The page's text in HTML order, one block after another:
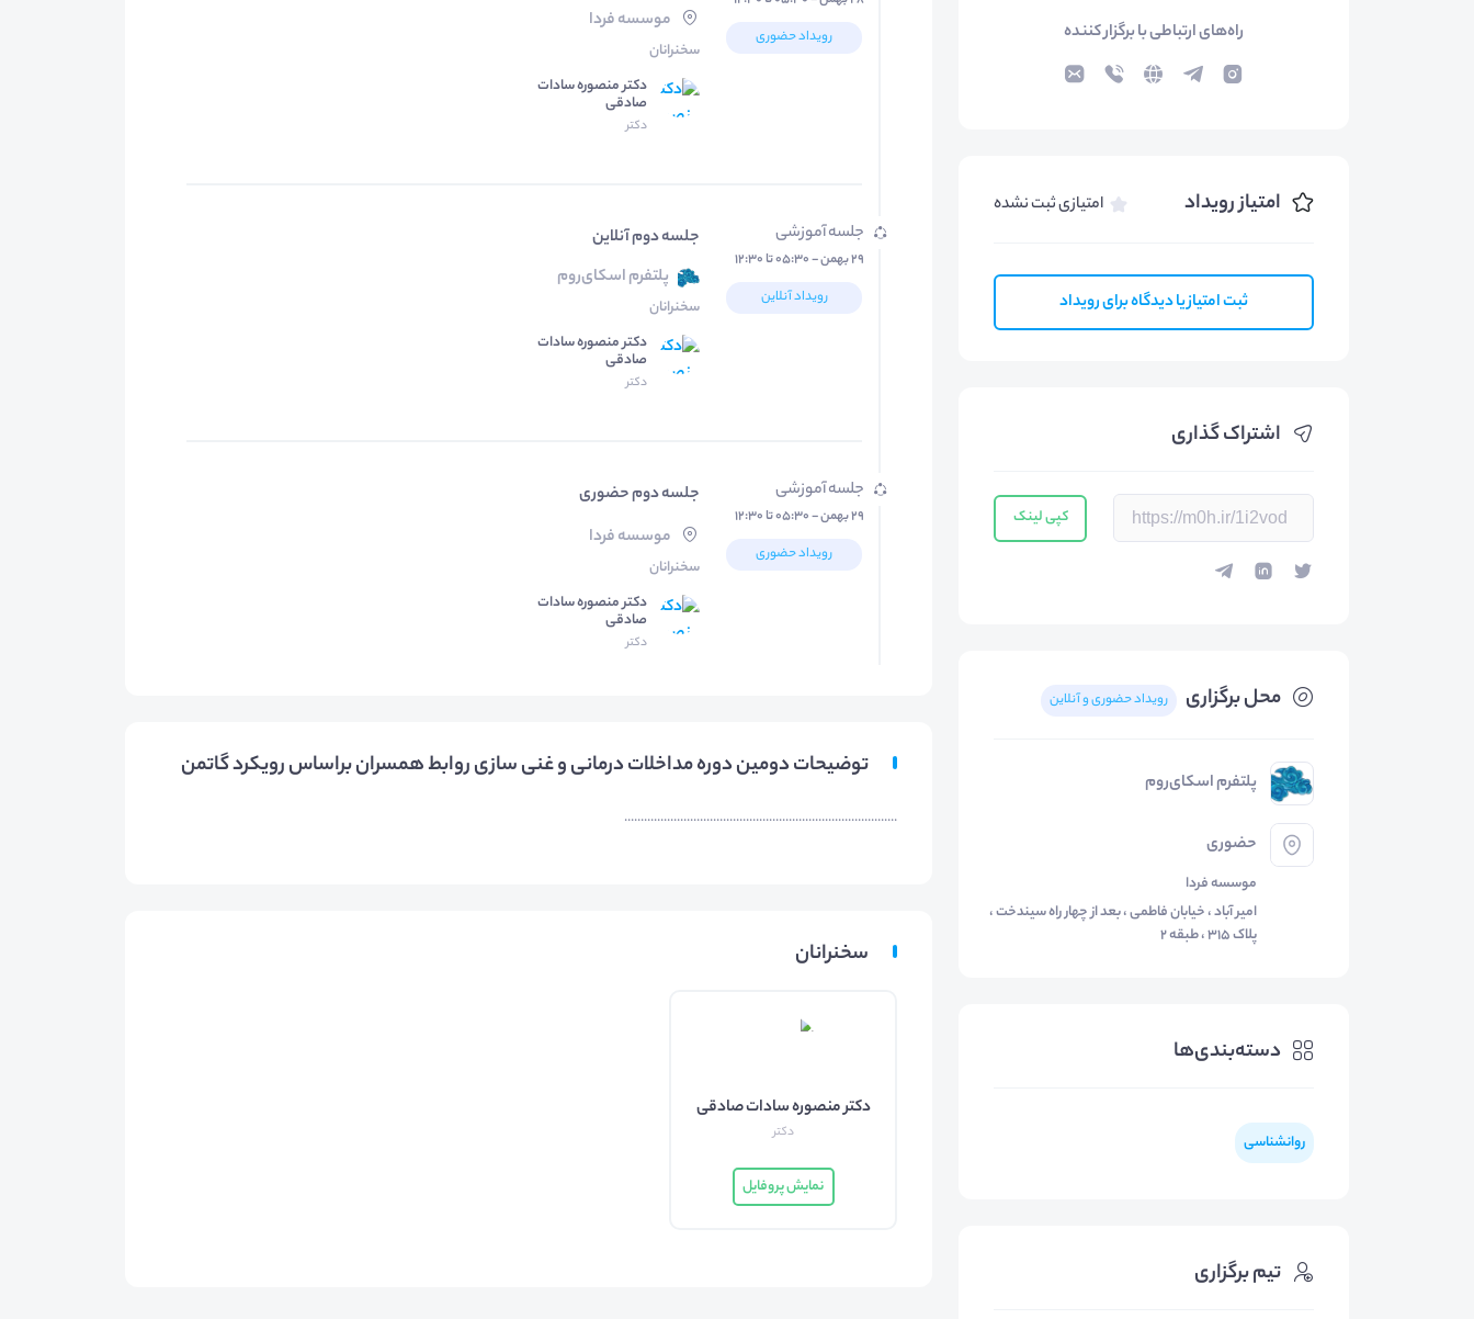
راه‌های ارتباطی با برگزار کننده
امتیاز رویداد امتیازی ثبت نشده
ثبت امتیاز یا دیدگاه برای رویداد
اشتراک گذاری
کپی لینک
محل برگزاری رویداد حضوری و آنلاین
پلتفرم اسکای‌روم
حضوری
موسسه فردا
امیر آباد ، خیابان فاطمی ، بعد از چهار راه سیندخت ،
پلاک 315 ، طبقه 2
دسته‌بندی‌ها
روانشناسی
تیم برگزاری
رویداد حضوری
موسسه فردا
سخنرانان
دکتر منصوره سادات
صادقی
دکتر
جلسه آموزشی
۲۹ بهمن - ۰۵:۳۰ تا ۱۲:۳۰
رویداد آنلاین
جلسه دوم آنلاین
پلتفرم اسکای‌روم
سخنرانان
دکتر منصوره سادات
صادقی
دکتر
جلسه آموزشی
۲۹ بهمن - ۰۵:۳۰ تا ۱۲:۳۰
رویداد حضوری
جلسه دوم حضوری
موسسه فردا
سخنرانان
دکتر منصوره سادات
صادقی
دکتر
توضیحات دومین دوره مداخلات درمانی و غنی سازی روابط همسران براساس رویکرد گاتمن
...................................................................................
سخنرانان
دکتر منصوره سادات صادقی
دکتر
نمایش پروفایل